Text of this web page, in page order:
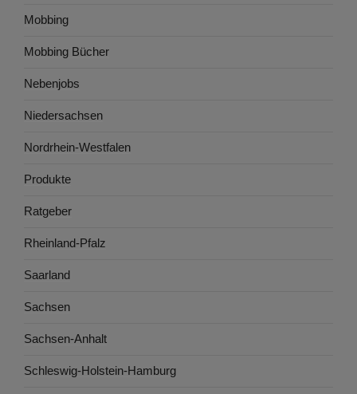
Mobbing
Mobbing Bücher
Nebenjobs
Niedersachsen
Nordrhein-Westfalen
Produkte
Ratgeber
Rheinland-Pfalz
Saarland
Sachsen
Sachsen-Anhalt
Schleswig-Holstein-Hamburg